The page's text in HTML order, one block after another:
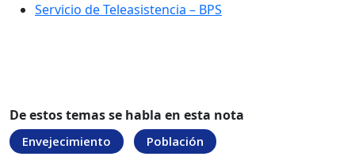
Servicio de Teleasistencia – BPS
De estos temas se habla en esta nota
Envejecimiento Población